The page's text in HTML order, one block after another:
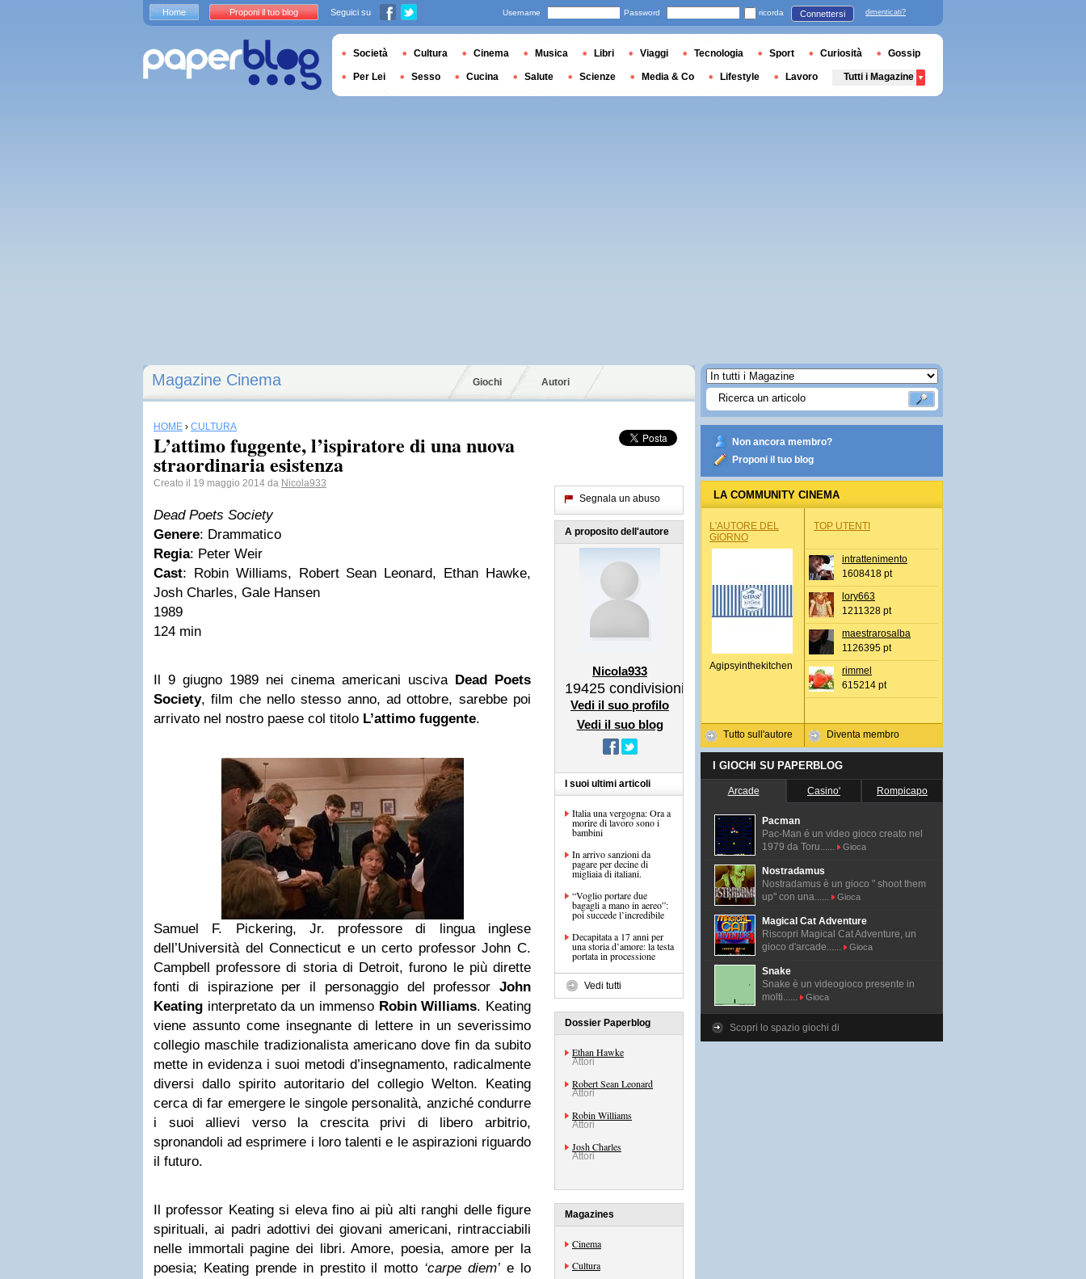
Magazine Cinema Giochi Autori
HOME › CULTURA
L’attimo fuggente, l’ispiratore di una nuova
straordinaria esistenza
Creato il 19 maggio 2014 da Nicola933
Dead Poets Society
Genere: Drammatico
Regia: Peter Weir
Cast: Robin Williams, Robert Sean Leonard, Ethan Hawke,
Josh Charles, Gale Hansen
1989
124 min
Il 9 giugno 1989 nei cinema americani usciva Dead Poets
Society, film che nello stesso anno, ad ottobre, sarebbe poi
arrivato nel nostro paese col titolo L’attimo fuggente.
Samuel F. Pickering, Jr. professore di lingua inglese
dell’Università del Connecticut e un certo professor John C.
Campbell professore di storia di Detroit, furono le più dirette
fonti di ispirazione per il personaggio del professor John
Keating interpretato da un immenso Robin Williams. Keating
viene assunto come insegnante di lettere in un severissimo
collegio maschile tradizionalista americano dove fin da subito
mette in evidenza i suoi metodi d’insegnamento, radicalmente
diversi dallo spirito autoritario del collegio Welton. Keating
cerca di far emergere le singole personalità, anziché condurre
i suoi allievi verso la crescita privi di libero arbitrio,
spronandoli ad esprimere i loro talenti e le aspirazioni riguardo
il futuro.
Il professor Keating si eleva fino ai più alti ranghi delle figure
spirituali, ai padri adottivi dei giovani americani, rintracciabili
nelle immortali pagine dei libri. Amore, poesia, amore per la
poesia; Keating prende in prestito il motto ‘carpe diem’ e lo
Segnala un abuso
A proposito dell'autore
Nicola933
19425 condivisioni
Vedi il suo profilo
Vedi il suo blog
I suoi ultimi articoli
Italia una vergogna: Ora a
morire di lavoro sono i
bambini
In arrivo sanzioni da
pagare per decine di
migliaia di italiani.
“Voglio portare due
bagagli a mano in aereo”:
poi succede l’incredibile
Decapitata a 17 anni per
una storia d’amore: la testa
portata in processione
Vedi tutti
Dossier Paperblog
Ethan Hawke
Attori
Robert Sean Leonard
Attori
Robin Williams
Attori
Josh Charles
Attori
Magazines
Cinema
Cultura
Non ancora membro?
Proponi il tuo blog
LA COMMUNITY CINEMA
L'AUTORE DEL
GIORNO
Agipsyinthekitchen
Tutto sull'autore
TOP UTENTI
intrattenimento
1608418 pt
lory663
1211328 pt
maestrarosalba
1126395 pt
rimmel
615214 pt
Diventa membro
I GIOCHI SU PAPERBLOG
Arcade Casino' Rompicapo
Pacman
Pac-Man é un video gioco creato nel
1979 da Toru......
Gioca
Nostradamus
Nostradamus è un gioco " shoot them
up" con una......
Gioca
Magical Cat Adventure
Riscopri Magical Cat Adventure, un
gioco d'arcade......
Gioca
Snake
Snake è un videogioco presente in
molti......
Gioca
Scopri lo spazio giochi di
Home Proponi il tuo blog Seguici su Username Password ricorda Connettersi dimenticati?
Società Cultura Cinema Musica Libri Viaggi Tecnologia Sport Curiosità Gossip
Per Lei Sesso Cucina Salute Scienze Media & Co Lifestyle Lavoro Tutti i Magazine